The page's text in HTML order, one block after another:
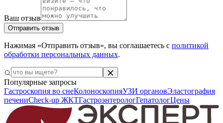
Ваш отзыв
Отправить отзыв
Нажимая «Отправить отзыв», вы соглашаетесь с политикой
обработки персональных данных.
Популярные запросы
Гастроскопия во снеКолоноскопияУЗИ органовЭластография
печениCheck-up ЖКТГастроэнтерологГепатологЦены